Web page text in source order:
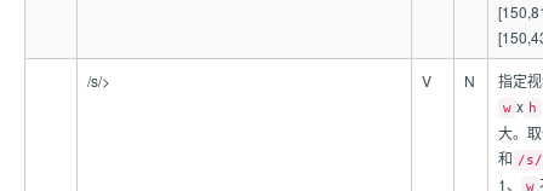
/s/> V N 指定
w x h
大。
和 /s/
1、 w